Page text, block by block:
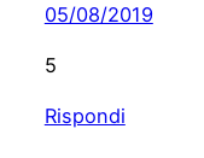
05/08/2019
5
Rispondi